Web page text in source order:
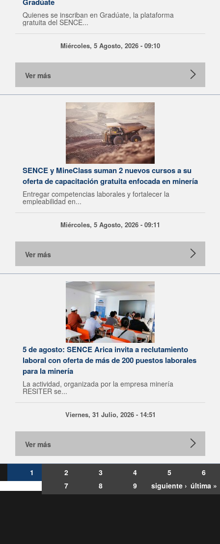
Quienes se inscriban en Gradúate, la plataforma
gratuita del SENCE...
Miércoles, 5 Agosto, 2026 - 09:10
Ver más
SENCE y MineClass suman 2 nuevos cursos a su
oferta de capacitación gratuita enfocada en minería
Entregar competencias laborales y fortalecer la
empleabilidad en...
Miércoles, 5 Agosto, 2026 - 09:11
Ver más
5 de agosto: SENCE Arica invita a reclutamiento
laboral con oferta de más de 200 puestos laborales
para la minería
La actividad, organizada por la empresa minería
RESITER se...
Viernes, 31 Julio, 2026 - 14:51
Ver más
1 2 3 4 5
6
7
8 9 siguiente › última »